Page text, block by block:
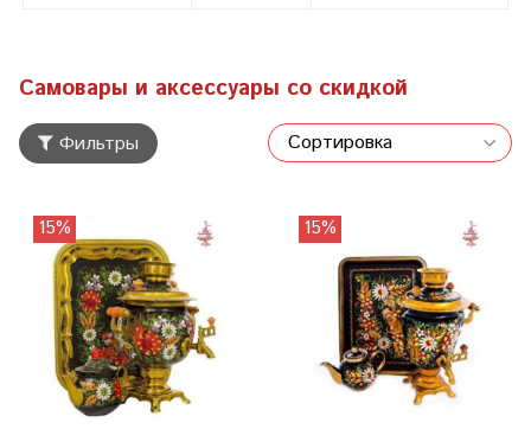
Самовары и аксессуары со скидкой
Фильтры
15% 15%